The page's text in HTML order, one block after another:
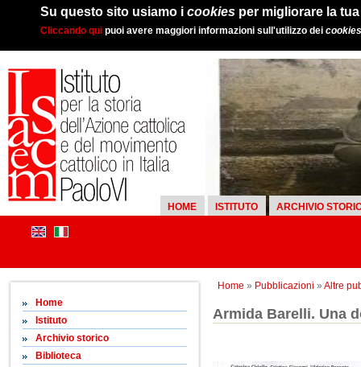
Su questo sito usiamo i cookies per migliorare la
Cliccando qui puoi avere maggiori informazioni sull'utilizzo dei cookies
HOME ISTITUTO ARCHIVIO
Home » Pubblicazioni » Altre
Home
Istituto
Archivio storico
Biblioteca
Armida Barelli. Una